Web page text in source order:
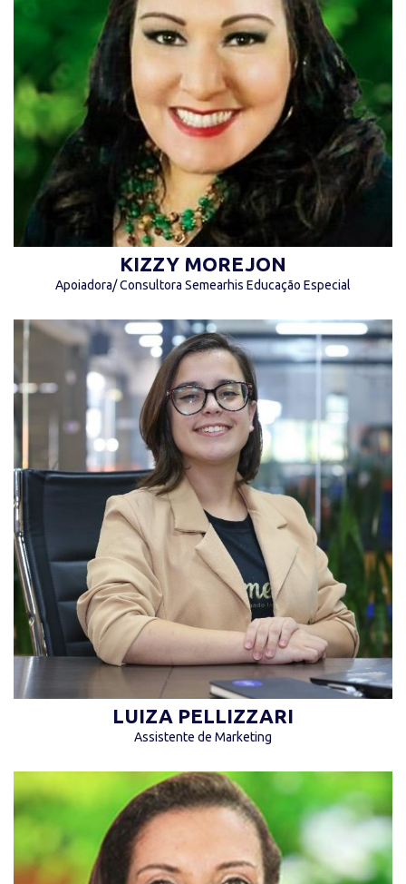
“Não se pode falar em educação sem amor.”
(Paulo Freire)
KIZZY MOREJON
Apoiadora/ Consultora Semearhis Educação Especial
“Não se compare com outras pessoas
diferentes de você, ser você é o mais
importante.” (Luiza Pellizzari)
LUIZA PELLIZZARI
Assistente de Marketing